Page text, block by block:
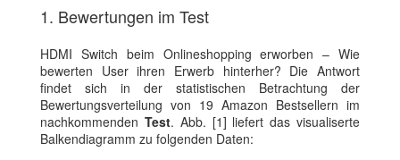
1. Bewertungen im Test
HDMI Switch beim Onlineshopping erworben – Wie
bewerten User ihren Erwerb hinterher? Die Antwort
findet sich in der statistischen Betrachtung der
Bewertungsverteilung von 19 Amazon Bestsellern im
nachkommenden Test. Abb. [1] liefert das visualiserte
Balkendiagramm zu folgenden Daten: